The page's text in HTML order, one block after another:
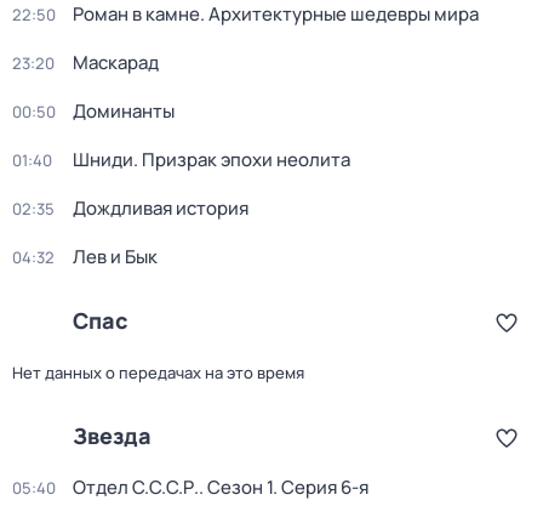
22:50 Роман в камне. Архитектурные шедевры мира
23:20 Маскарад
00:50 Доминанты
01:40 Шниди. Призрак эпохи неолита
02:35 Дождливая история
04:32 Лев и Бык
Спас
Нет данных о передачах на это время
Звезда
05:40 Отдел С.С.С.Р.. Сезон 1. Серия 6-я